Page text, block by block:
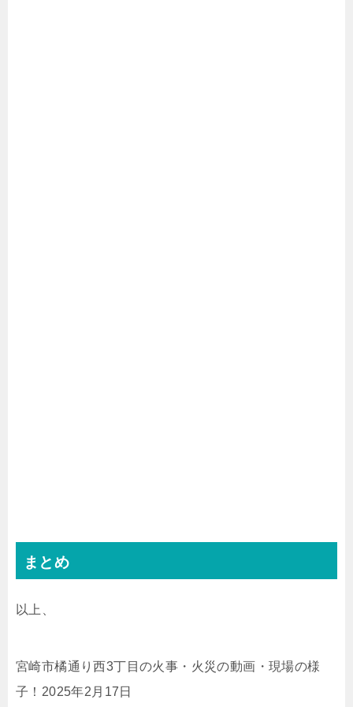
まとめ
以上、
宮崎市橘通り西3丁目の火事・火災の動画・現場の様
子！2025年2月17日